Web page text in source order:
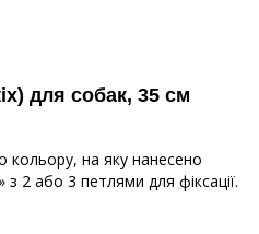
для собак, 35 см
кольору, на яку нанесено
2 або 3 петлями для фіксації.